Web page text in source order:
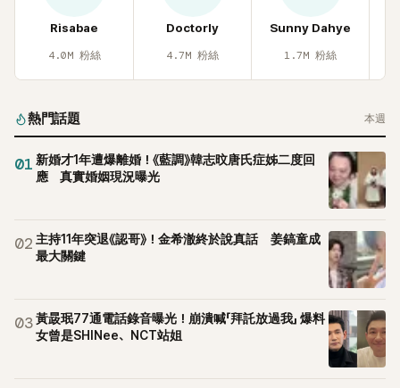
員身分出道，該團在 2000 年代初期紅極一時，由李智惠、徐
智英兩位女成員，以及張錫炫、Chris Kim 兩位男成員組成。不
體解散後，李智惠轉型 solo，靠著綜藝與歌唱實力持續活躍演
藝圈。據悉，她當年能加入 S#arp，也與 李尚敏 的賞識有關。
感情方面，李智惠於 2017 年與圈外男友結婚，婚後育有兩個
女兒，一家四口生活幸福美滿。如今除了持續活躍於綜藝節
目，她經營的 YouTube 頻道也即將突破百萬訂閱，近年內容深
Risabae
4.0M 粉絲
Doctorly
4.7M 粉絲
Sunny Dahye
1.7M 粉絲
熱門話題 本週
01 新婚才1年遭爆離婚！《藍調》韓志旼唐氏症姊二度回
應 真實婚姻現況曝光
02 主持11年突退《認哥》！金希澈終於說真話 姜鎬童成
最大關鍵
03黃晸珉77通電話錄音曝光！崩潰喊「拜託放過我」 爆料
女曾是SHINee、NCT站姐